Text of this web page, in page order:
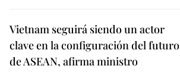
Vietnam seguirá siendo un actor
clave en la configuración del futuro
de ASEAN, afirma ministro